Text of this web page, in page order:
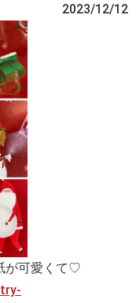
2023/12/12
が可愛くて♡